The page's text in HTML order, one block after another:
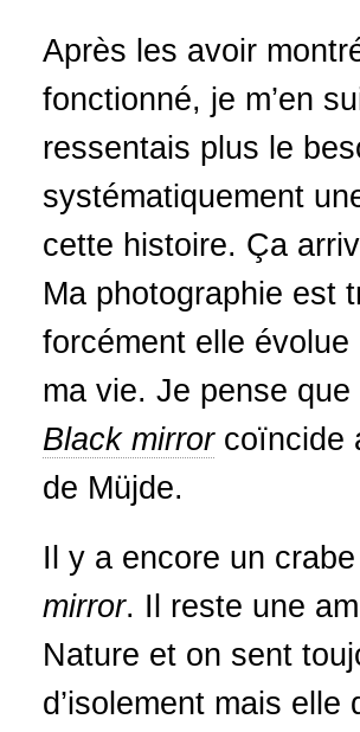
Après les avoir
fonctionné, je m’en
ressentais plus le
systématiquement
cette histoire. Ça
Ma photographie est
forcément elle
ma vie. Je pense
Black mirrorcoïncide
de Müjde.
Il y a encore un
mirror. Il reste une
Nature et on sent
d’isolement mais